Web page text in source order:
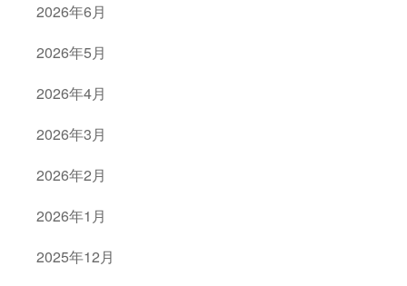
2026年6月
2026年5月
2026年4月
2026年3月
2026年2月
2026年1月
2025年12月